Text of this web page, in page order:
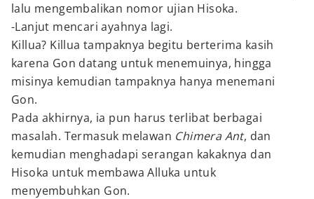
lalu mengembalikan nomor ujian Hisoka.
-Lanjut mencari ayahnya lagi.
Killua? Killua tampaknya begitu berterima kasih
karena Gon datang untuk menemuinya, hingga
misinya kemudian tampaknya hanya menemani
Gon.
Pada akhirnya, ia pun harus terlibat berbagai
masalah. Termasuk melawan Chimera Ant, dan
kemudian menghadapi serangan kakaknya dan
Hisoka untuk membawa Alluka untuk
menyembuhkan Gon.